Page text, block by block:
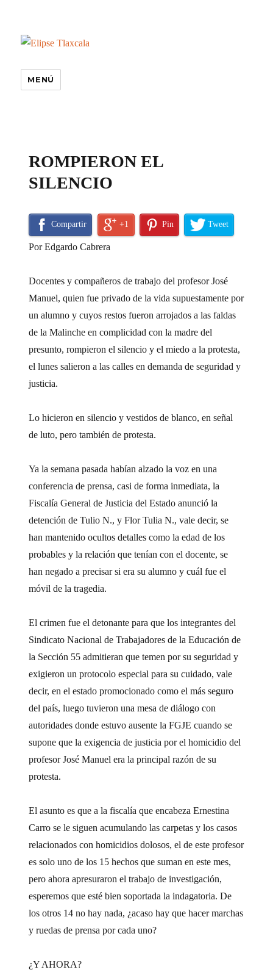
MENÚ
ROMPIERON EL
SILENCIO
Compartir +1 Pin Tweet
Por Edgardo Cabrera
Docentes y compañeros de trabajo del profesor José
Manuel, quien fue privado de la vida supuestamente por
un alumno y cuyos restos fueron arrojados a las faldas
de la Malinche en complicidad con la madre del
presunto, rompieron el silencio y el miedo a la protesta,
el lunes salieron a las calles en demanda de seguridad y
justicia.
Lo hicieron en silencio y vestidos de blanco, en señal
de luto, pero también de protesta.
Ya la semana pasada habían alzado la voz en una
conferencia de prensa, casi de forma inmediata, la
Fiscalía General de Justicia del Estado anunció la
detención de Tulio N., y Flor Tulia N., vale decir, se
han mantenido ocultos detalles como la edad de los
probables y la relación que tenían con el docente, se
han negado a precisar si era su alumno y cuál fue el
móvil de la tragedia.
El crimen fue el detonante para que los integrantes del
Sindicato Nacional de Trabajadores de la Educación de
la Sección 55 admitieran que temen por su seguridad y
exigieron un protocolo especial para su cuidado, vale
decir, en el estado promocionado como el más seguro
del país, luego tuvieron una mesa de diálogo con
autoridades donde estuvo ausente la FGJE cuando se
supone que la exigencia de justicia por el homicidio del
profesor José Manuel era la principal razón de su
protesta.
El asunto es que a la fiscalía que encabeza Ernestina
Carro se le siguen acumulando las carpetas y los casos
relacionados con homicidios dolosos, el de este profesor
es solo uno de los 15 hechos que suman en este mes,
pero ahora apresuraron el trabajo de investigación,
esperemos que esté bien soportada la indagatoria. De
los otros 14 no hay nada, ¿acaso hay que hacer marchas
y ruedas de prensa por cada uno?
¿Y AHORA?